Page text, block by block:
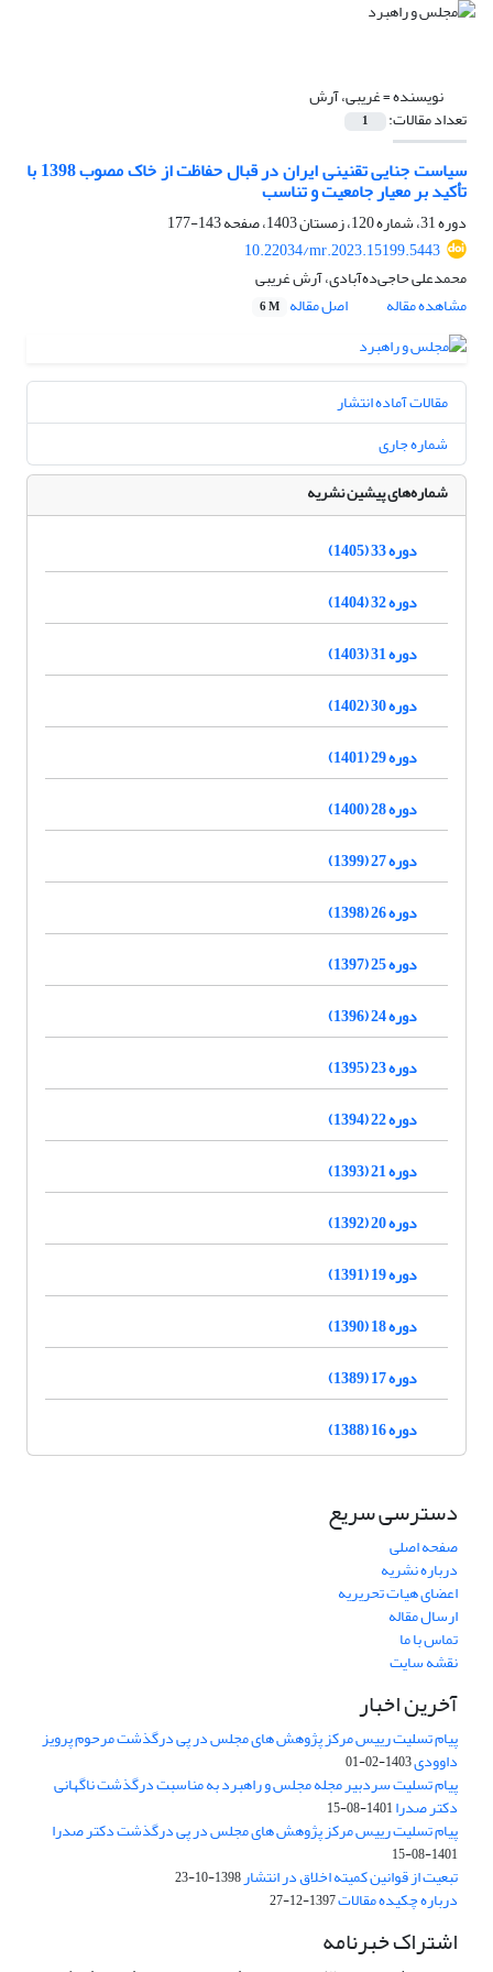
نویسنده =غریبی، آرش
تعداد مقالات: 1
سیاست جنایی تقنینی ایران در قبال حفاظت از خاک مصوب 1398 با
تأکید بر معیار جامعیت و تناسب
دوره 31، شماره 120، زمستان 1403، صفحه
143-177
10.22034/mr.2023.15199.5443
محمدعلی حاجی‌ده‌آبادی، آرش غریبی
مشاهده مقاله
اصل مقاله 6 M
مقالات آماده انتشار
شماره جاری
شماره‌های پیشین نشریه
دوره 33 (1405)
دوره 32 (1404)
دوره 31 (1403)
دوره 30 (1402)
دوره 29 (1401)
دوره 28 (1400)
دوره 27 (1399)
دوره 26 (1398)
دوره 25 (1397)
دوره 24 (1396)
دوره 23 (1395)
دوره 22 (1394)
دوره 21 (1393)
دوره 20 (1392)
دوره 19 (1391)
دوره 18 (1390)
دوره 17 (1389)
دوره 16 (1388)
دسترسی سریع
صفحه اصلی
درباره نشریه
اعضای هیات تحریریه
ارسال مقاله
تماس با ما
نقشه سایت
آخرین اخبار
پیام تسلیت رییس مرکز پژوهش های مجلس در پی درگذشت مرحوم پرویز
داوودی1403-02-01
پیام تسلیت سردبیر مجله مجلس و راهبرد به مناسبت درگذشت ناگهانی
دکتر صدرا1401-08-15
پیام تسلیت رییس مرکز پژوهش های مجلس در پی درگذشت دکتر صدرا
1401-08-15
تبعیت از قوانین کمیته اخلاق در انتشار1398-10-23
درباره چکیده مقالات1397-12-27
اشتراک خبرنامه